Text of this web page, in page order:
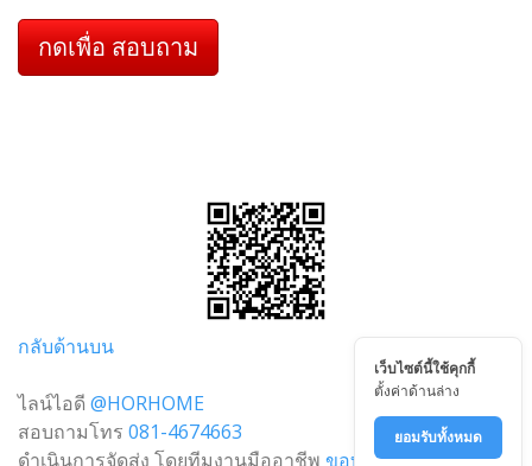
กดเพื่อ สอบถาม
กลับด้านบน
ไลน์ไอดี @HORHOME
สอบถามโทร 081-4674663
ดำเนินการจัดส่ง โดยทีมงานมืออาชีพ ขอบคันหิน.com
เว็บไซต์นี้ใช้คุกกี้
ตั้งค่าด้านล่าง
ยอมรับทั้งหมด